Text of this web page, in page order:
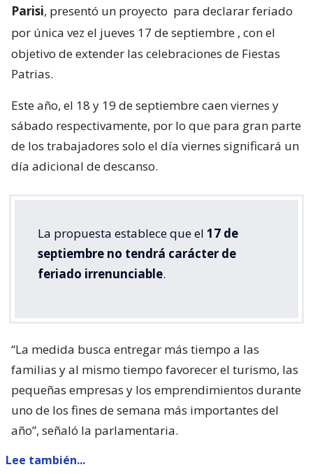
Parisi, presentó un proyecto para declarar feriado
por única vez el jueves 17 de septiembre , con el
objetivo de extender las celebraciones de Fiestas
Patrias.
Este año, el 18 y 19 de septiembre caen viernes y
sábado respectivamente, por lo que para gran parte
de los trabajadores solo el día viernes significará un
día adicional de descanso.
La propuesta establece que el 17 de
septiembre no tendrá carácter de
feriado irrenunciable.
“La medida busca entregar más tiempo a las
familias y al mismo tiempo favorecer el turismo, las
pequeñas empresas y los emprendimientos durante
uno de los fines de semana más importantes del
año”, señaló la parlamentaria.
Lee también...